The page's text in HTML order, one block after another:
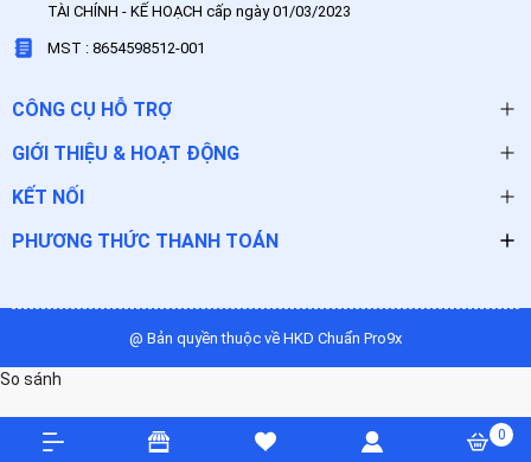
0
TÀI CHÍNH - KẾ HOẠCH cấp ngày 01/03/2023
MST : 8654598512-001
CÔNG CỤ HỖ TRỢ
GIỚI THIỆU & HOẠT ĐỘNG
KẾT NỐI
PHƯƠNG THỨC THANH TOÁN
@ Bản quyền thuộc về HKD Chuẩn Pro9x
So sánh